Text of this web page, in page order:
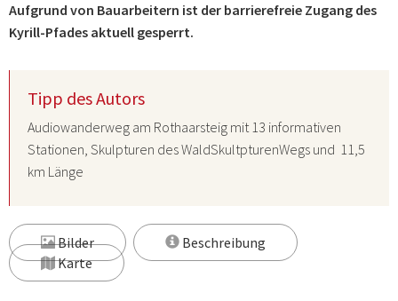
Aufgrund von Bauarbeitern ist der barrierefreie Zugang des
Kyrill-Pfades aktuell gesperrt.
Tipp des Autors
Audiowanderweg am Rothaarsteig mit 13 informativen
Stationen, Skulpturen des WaldSkultpturenWegs und 11,5
km Länge
Bilder
Beschreibung
Karte